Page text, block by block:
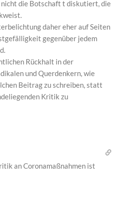
die Botschaft t diskutiert, die
daher eher auf Seiten
gegenüber jedem
Rückhalt in der
und Querdenkern, wie
Beitrag zu schreiben, statt
Kritik zu
an Coronamaßnahmen ist